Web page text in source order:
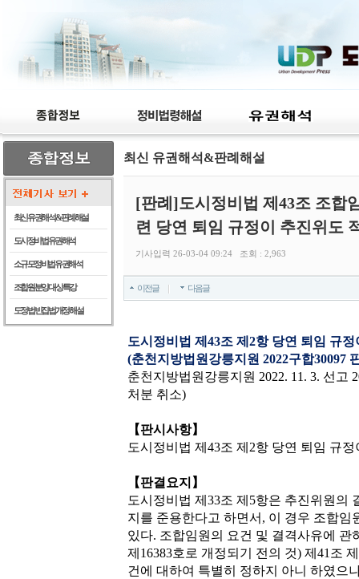
최신 유권해석 & 판례해설
도시정비법 유권해석
소규모정비법 유권해석
조합원 분양 대상 특강
도정법 빈집법 개정 해설
최신 유권해석&판례해설
[판례]도시정비법 제43조 조합
련 당연 퇴임 규정이 추진위도
기사입력 26-03-04 09:24 조회 : 2,963
이전글 다음글
도시정비법 제43조 제2항 당연 퇴임 규
(춘천지방법원강릉지원 2022구합30097
춘천지방법원강릉지원 2022. 11. 3. 선고
처분 취소)
【판시사항】
도시정비법 제43조 제2항 당연 퇴임 규
【판결요지】
도시정비법 제33조 제5항은 추진위원의
지를 준용한다고 하면서, 이 경우 조합
있다. 조합임원의 요건 및 결격사유에 관
제16383호로 개정되기 전의 것) 제41조
건에 대하여 특별히 정하지 아니 하였으